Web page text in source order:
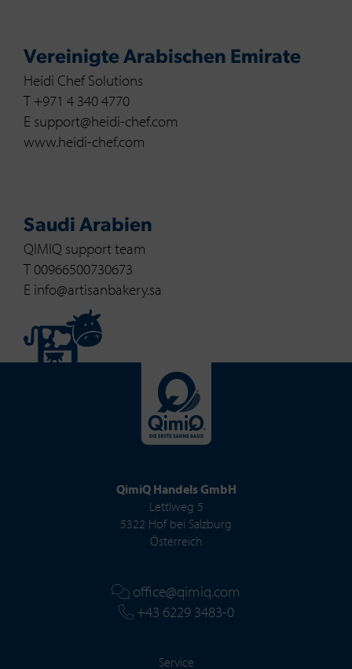
Vereinigte Arabischen Emirate
Heidi Chef Solutions
T +971 4 340 4770
E support@heidi-chef.com
www.heidi-chef.com
Saudi Arabien
QIMIQ support team
T 00966500730673
E info@artisanbakery.sa
QimiQ Handels GmbH
Lettlweg 5
5322 Hof bei Salzburg
Österreich
office@qimiq.com
+43 6229 3483-0
Service